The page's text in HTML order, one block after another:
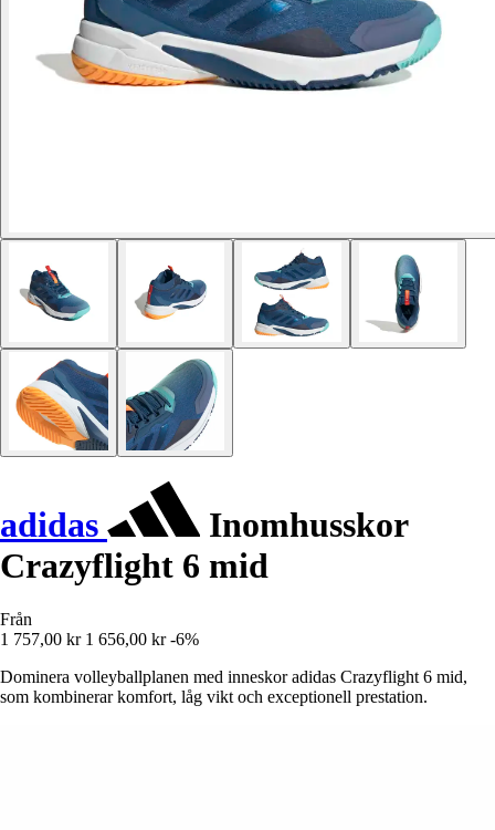
adidas
Inomhusskor
Crazyflight 6 mid
Från
1 757,00 kr 1 656,00 kr -6%
Dominera volleyballplanen med inneskor adidas Crazyflight 6 mid,
som kombinerar komfort, låg vikt och exceptionell prestation.